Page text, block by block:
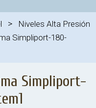
>
Niveles Alta Presión
Simpliport-180-
Simpliport-